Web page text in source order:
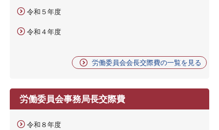
令和５年度
令和４年度
労働委員会会長交際費の一覧を見る
労働委員会事務局長交際費
令和８年度